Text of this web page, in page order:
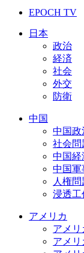
EPOCH TV
日本
政治
経済
社会
外交
防衛
中国
中国政
社会問
中国経
中国軍
人権問
浸透工
アメリカ
アメ
アメリ